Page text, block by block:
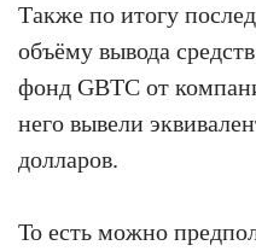
Также по итогу
объёму вывода
фонд GBTC от
него вывели
долларов.
То есть можно